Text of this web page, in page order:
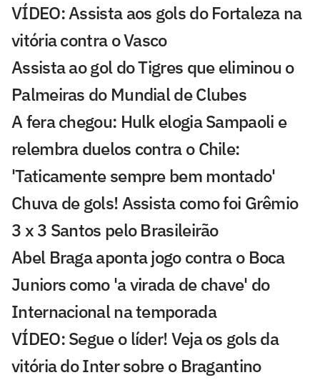
VÍDEO: Assista aos gols do Fortaleza na
vitória contra o Vasco
Assista ao gol do Tigres que eliminou o
Palmeiras do Mundial de Clubes
A fera chegou: Hulk elogia Sampaoli e
relembra duelos contra o Chile:
'Taticamente sempre bem montado'
Chuva de gols! Assista como foi Grêmio
3 x 3 Santos pelo Brasileirão
Abel Braga aponta jogo contra o Boca
Juniors como 'a virada de chave' do
Internacional na temporada
VÍDEO: Segue o líder! Veja os gols da
vitória do Inter sobre o Bragantino